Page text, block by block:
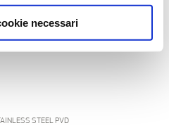
necessari
STEEL PVD